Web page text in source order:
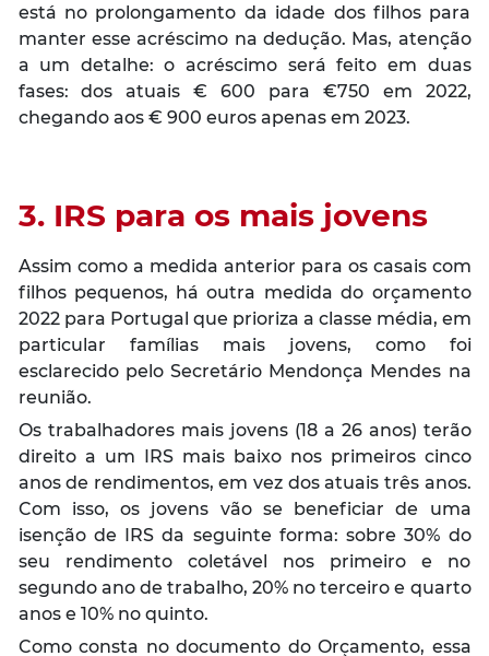
está no prolongamento da idade dos filhos para
manter esse acréscimo na dedução. Mas, atenção
a um detalhe: o acréscimo será feito em duas
fases: dos atuais € 600 para €750 em 2022,
chegando aos € 900 euros apenas em 2023.
3. IRS para os mais jovens
Assim como a medida anterior para os casais com
filhos pequenos, há outra medida do orçamento
2022 para Portugal que prioriza a classe média, em
particular famílias mais jovens, como foi
esclarecido pelo Secretário Mendonça Mendes na
reunião.
Os trabalhadores mais jovens (18 a 26 anos) terão
direito a um IRS mais baixo nos primeiros cinco
anos de rendimentos, em vez dos atuais três anos.
Com isso, os jovens vão se beneficiar de uma
isenção de IRS da seguinte forma: sobre 30% do
seu rendimento coletável nos primeiro e no
segundo ano de trabalho, 20% no terceiro e quarto
anos e 10% no quinto.
Como consta no documento do Orçamento, essa